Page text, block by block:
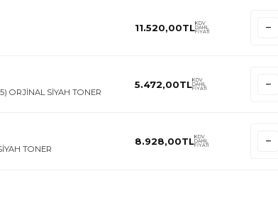
11.520,00TLKDV
DAHİL
FİYATI
ORJİNAL SİYAH TONER
5.472,00TLKDV
DAHİL
FİYATI
TONER
8.928,00TLKDV
DAHİL
FİYATI